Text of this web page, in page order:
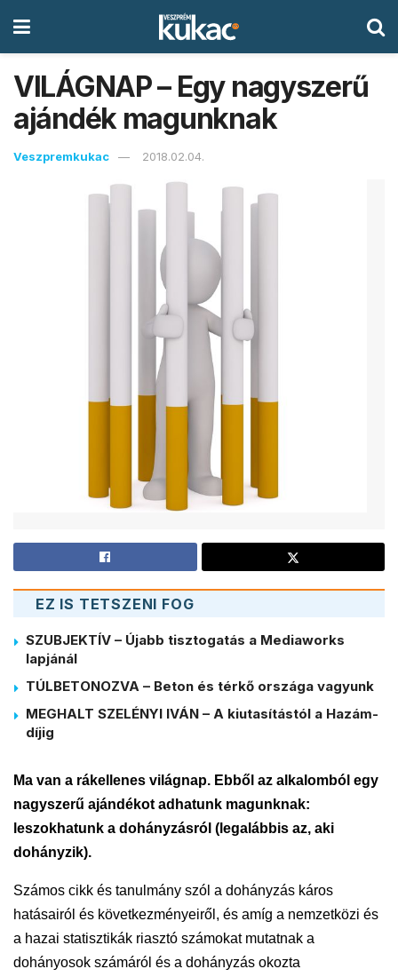
VILÁGNAP – Egy nagyszerű
ajándék magunknak
Veszpremkukac 2018.02.04.
EZ IS TETSZENI FOG
SZUBJEKTÍV – Újabb tisztogatás a Mediaworks
lapjánál
TÚLBETONOZVA – Beton és térkő országa vagyunk
MEGHALT SZELÉNYI IVÁN – A kiutasítástól a Hazám-
díjig
Ma van a rákellenes világnap. Ebből az alkalomból egy
nagyszerű ajándékot adhatunk magunknak:
leszokhatunk a dohányzásról (legalábbis az, aki
dohányzik).
Számos cikk és tanulmány szól a dohányzás káros
hatásairól és következményeiről, és amíg a nemzetközi és
a hazai statisztikák riasztó számokat mutatnak a
dohányosok számáról és a dohányzás okozta